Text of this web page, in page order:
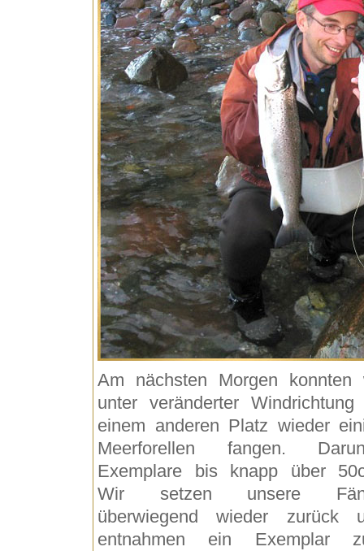
Am nächsten Morgen konnten
unter veränderter Windrichtung
einem anderen Platz wieder
Meerforellen fangen.
Exemplare bis knapp über
Wir setzen unsere
überwiegend wieder zurück
entnahmen ein Exemplar